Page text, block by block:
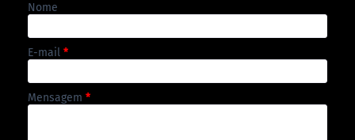
Nome
E-mail *
Mensagem *